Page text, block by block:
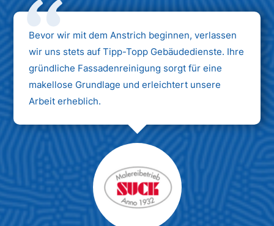
Bevor wir mit dem Anstrich beginnen, verlassen
wir uns stets auf Tipp-Topp Gebäudedienste. Ihre
gründliche Fassadenreinigung sorgt für eine
makellose Grundlage und erleichtert unsere
Arbeit erheblich.